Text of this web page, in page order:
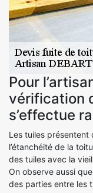
Pour
vérification
s’effectue
Les tuiles
l’étanchéité de la
des tuiles avec la
On observe aussi
des parties entre les